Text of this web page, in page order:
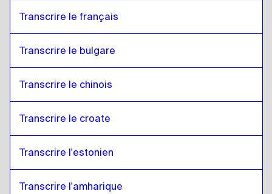
Transcrire le français
Transcrire le bulgare
Transcrire le chinois
Transcrire le croate
Transcrire l'estonien
Transcrire l'amharique